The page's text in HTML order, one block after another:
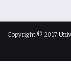
Copyright © 2017